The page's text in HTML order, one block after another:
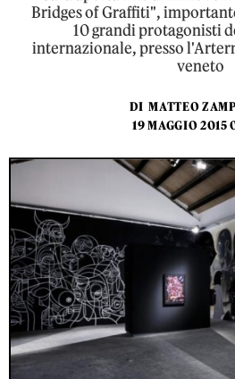
Bridges of Graffiti",
10 grandi protagonisti
internazionale, presso
veneto
DI MATTEO
19 MAGGIO